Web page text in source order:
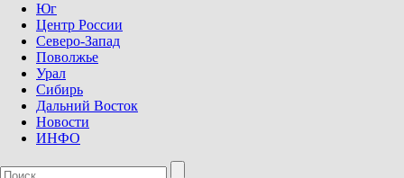
Юг
Центр России
Северо-Запад
Поволжье
Урал
Сибирь
Дальний Восток
Новости
ИНФО